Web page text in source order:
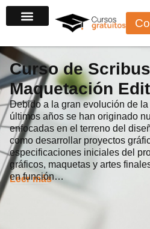
al
Curso de
Maquetación
Debido a la gran evolución de
últimos años se han originado
enfocadas en el terreno del
como desarrollar proyectos
especificaciones iniciales del
gráficos, maquetas y artes
en función…
Leer más